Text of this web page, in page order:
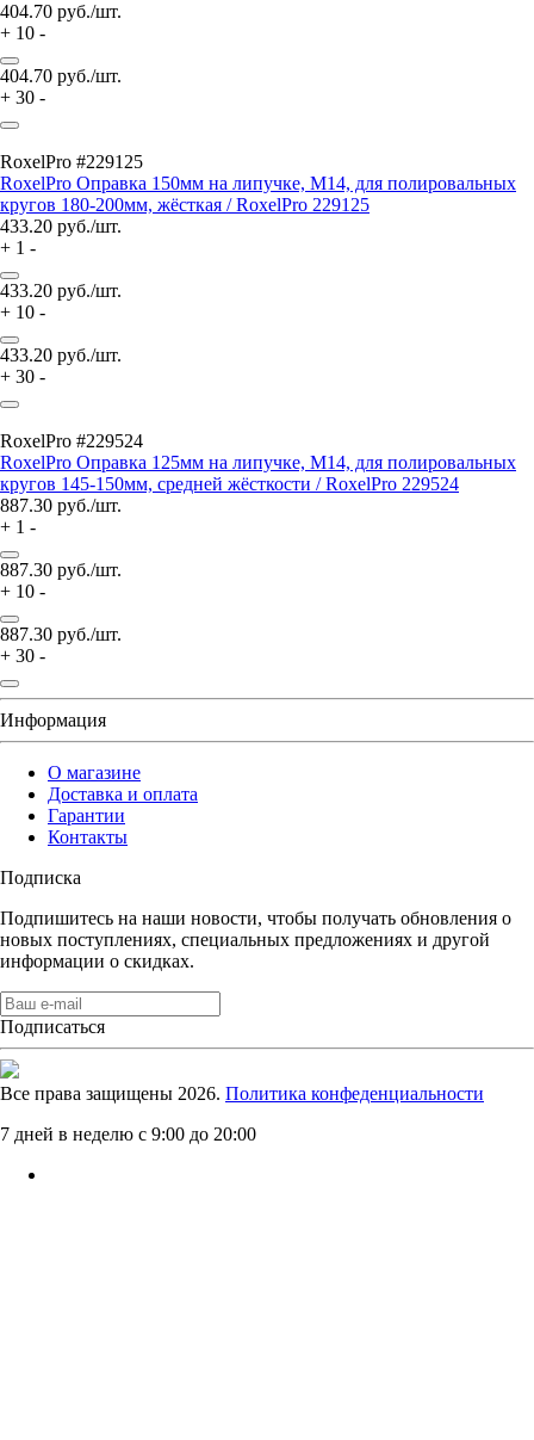
404.70 руб./шт.
+ 10 -
404.70 руб./шт.
+ 30 -
RoxelPro #229125
RoxelPro Оправка 150мм на липучке, М14, для полировальных
кругов 180-200мм, жёсткая / RoxelPro 229125
433.20 руб./шт.
+ 1 -
433.20 руб./шт.
+ 10 -
433.20 руб./шт.
+ 30 -
RoxelPro #229524
RoxelPro Оправка 125мм на липучке, М14, для полировальных
кругов 145-150мм, средней жёсткости / RoxelPro 229524
887.30 руб./шт.
+ 1 -
887.30 руб./шт.
+ 10 -
887.30 руб./шт.
+ 30 -
Информация
О магазине
Доставка и оплата
Гарантии
Контакты
Подписка
Подпишитесь на наши новости, чтобы получать обновления о
новых поступлениях, специальных предложениях и другой
информации о скидках.
Подписаться
Все права защищены 2026. Политика конфеденциальности
7 дней в неделю с 9:00 до 20:00